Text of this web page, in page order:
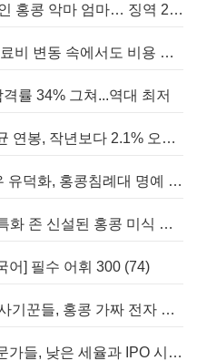
[홍콩뉴스] 5세 아들 굶겨 죽인 홍콩 악마 엄마… 징역 22년 중형 선고
[홍콩뉴스] 캐세이퍼시픽, 연료비 변동 속에서도 비용 절감 위한 감편 계획 없어
률 34% 그쳐...역대 최저
[홍콩사회] 홍콩 대졸자 평균 연봉, 작년보다 2.1% 오른 33만 6천 홍콩달러 기록
[홍콩연예] 세계적 영화배우 유덕화, 홍콩침례대 명예 박사 학위 받는다
[홍콩전시] 디저트·젤라또 특화 존 신설된 홍콩 미식 박람회 다음주 개막
어] 필수 어휘 300 (74)
[홍콩뉴스] AI 기술 악용한 사기꾼들, 홍콩 가짜 전자 비자 사이트 극성
[홍콩뉴스] 외국인 금융 전문가들, 낮은 세율과 IPO 시장 회복에 홍콩으로 '대거 복귀'